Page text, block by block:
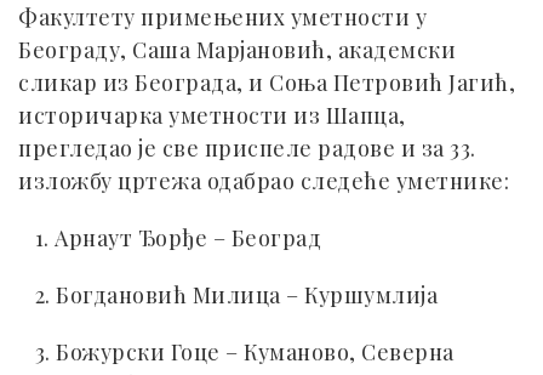
Факултету примењених уметности у
Београду, Саша Марјановић, академски
сликар из Београда, и Соња Петровић Јагић,
историчарка уметности из Шапца,
прегледао је све приспеле радове и за 33.
изложбу цртежа одабрао следеће уметнике:
1. Арнаут Ђорђе – Београд
2. Богдановић Милица – Куршумлија
3. Божурски Гоце – Куманово, Северна